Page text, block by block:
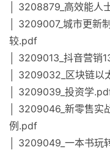
│ 3208879_高效能
│ 3209007_城市更新
较.pdf
│ 3209013_抖音营销
│ 3209032_区块链
│ 3209039_投资学
│ 3209046_新零售
例.pdf
│ 3209049_一本书玩